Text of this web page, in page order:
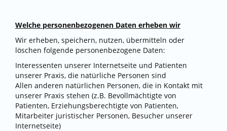
Welche personenbezogenen Daten erheben wir
Wir erheben, speichern, nutzen, übermitteln oder
löschen folgende personenbezogene Daten:
Interessenten unserer Internetseite und Patienten
unserer Praxis, die natürliche Personen sind
Allen anderen natürlichen Personen, die in Kontakt mit
unserer Praxis stehen (z.B. Bevollmächtigte von
Patienten, Erziehungsberechtigte von Patienten,
Mitarbeiter juristischer Personen, Besucher unserer
Internetseite)